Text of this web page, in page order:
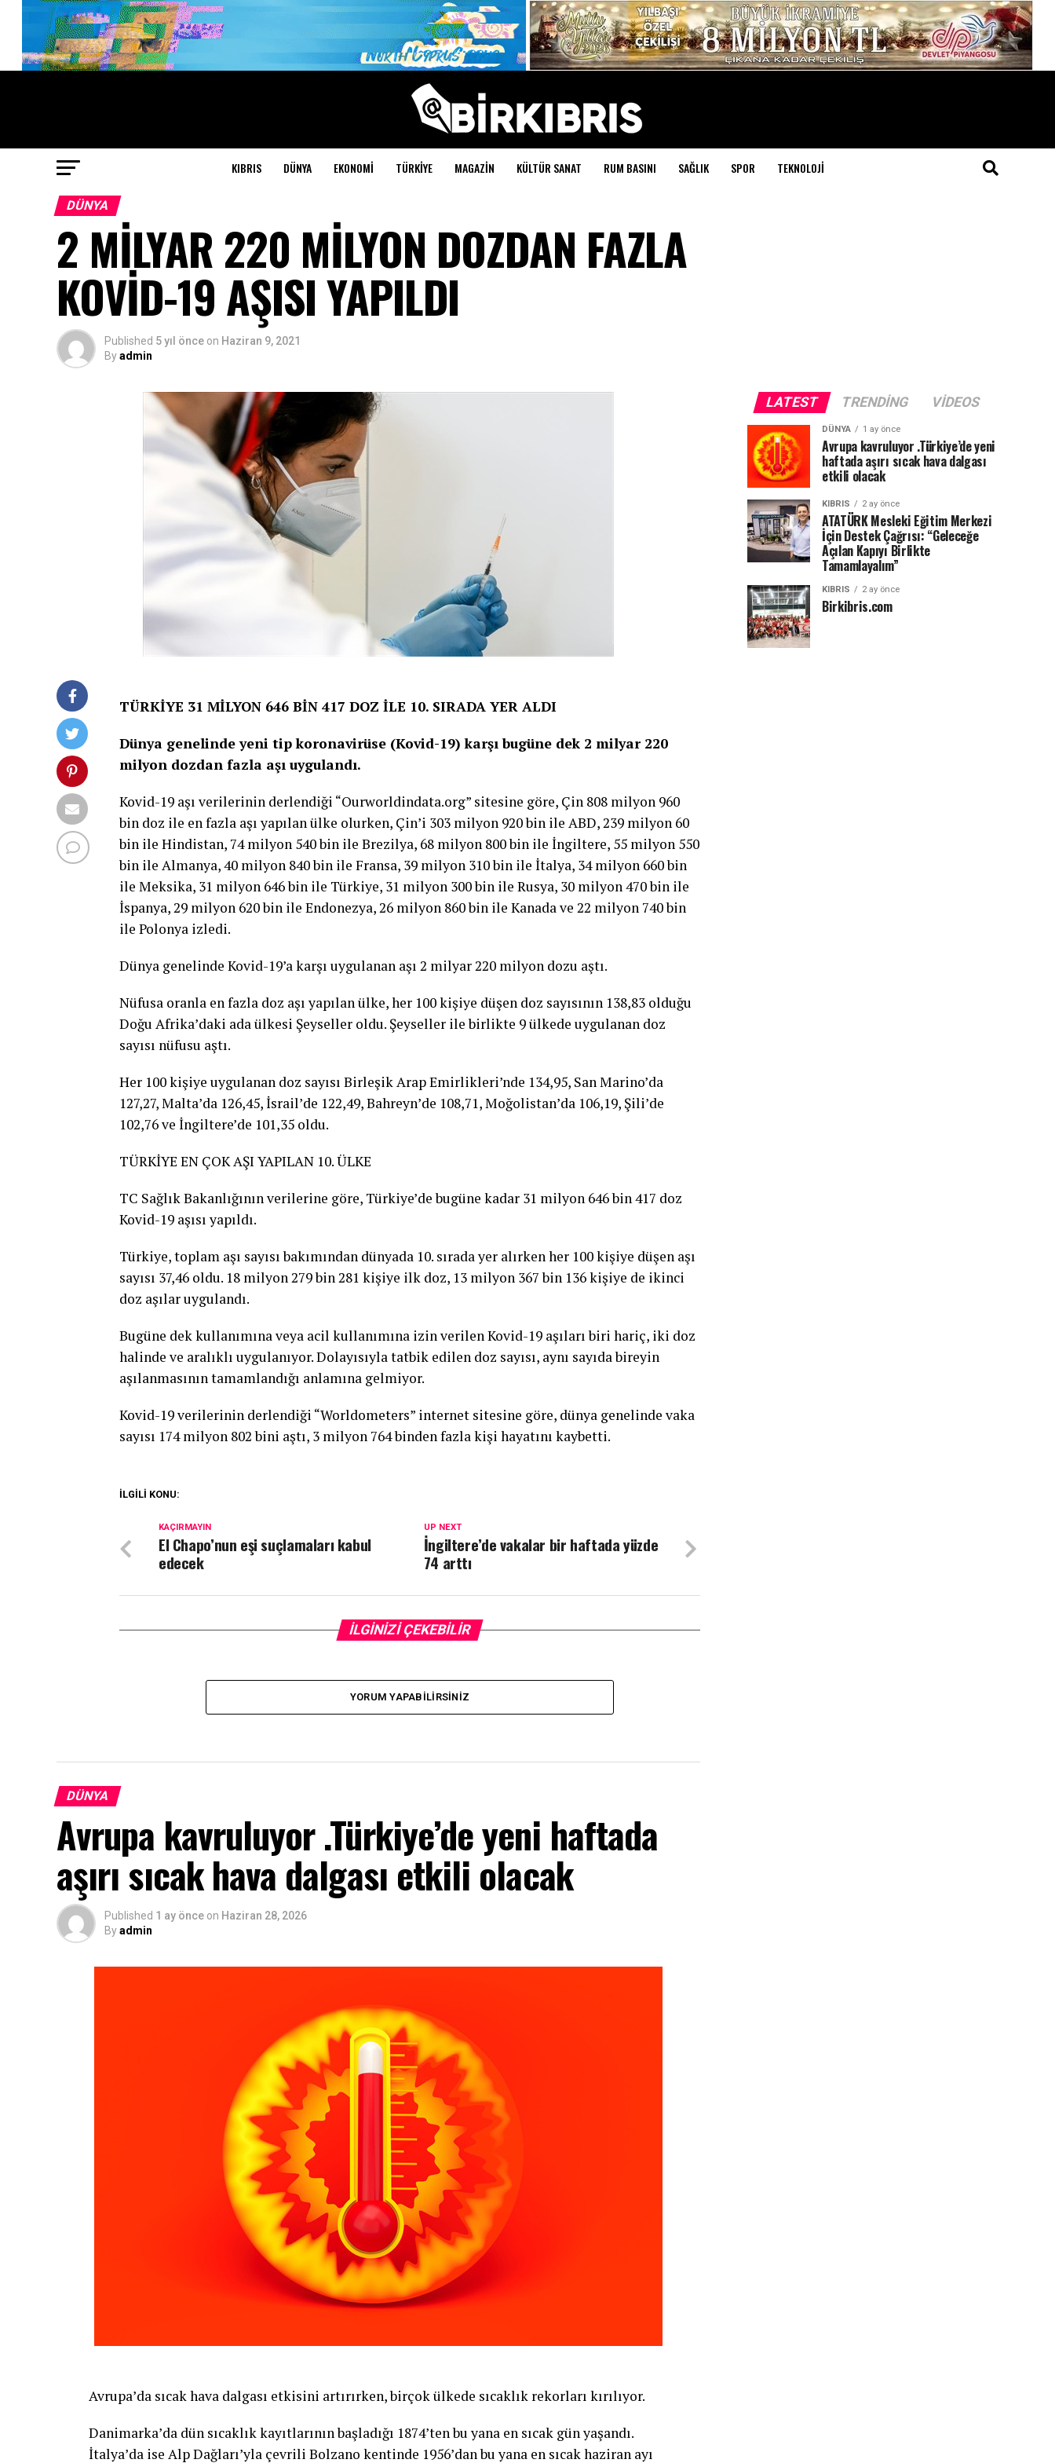
KIBRIS DÜNYA EKONOMI TÜRKIYE MAGAZIN KÜLTÜR SANAT RUM BASINI SAĞLIK SPOR TEKNOLOJI
DÜNYA
2 MİLYAR 220 MİLYON DOZDAN FAZLA
KOVİD-19 AŞISI YAPILDI
Published 5 yıl önce on Haziran 9, 2021
Byadmin
TÜRKİYE 31 MİLYON 646 BİN 417 DOZ İLE 10. SIRADA YER ALDI
Dünya genelinde yeni tip koronavirüse (Kovid-19) karşı bugüne dek 2 milyar 220
milyon dozdan fazla aşı uygulandı.
Kovid-19 aşı verilerinin derlendiği “Ourworldindata.org” sitesine göre, Çin 808 milyon 960
bin doz ile en fazla aşı yapılan ülke olurken, Çin’i 303 milyon 920 bin ile ABD, 239 milyon 60
bin ile Hindistan, 74 milyon 540 bin ile Brezilya, 68 milyon 800 bin ile İngiltere, 55 milyon 550
bin ile Almanya, 40 milyon 840 bin ile Fransa, 39 milyon 310 bin ile İtalya, 34 milyon 660 bin
ile Meksika, 31 milyon 646 bin ile Türkiye, 31 milyon 300 bin ile Rusya, 30 milyon 470 bin ile
İspanya, 29 milyon 620 bin ile Endonezya, 26 milyon 860 bin ile Kanada ve 22 milyon 740 bin
ile Polonya izledi.
Dünya genelinde Kovid-19’a karşı uygulanan aşı 2 milyar 220 milyon dozu aştı.
Nüfusa oranla en fazla doz aşı yapılan ülke, her 100 kişiye düşen doz sayısının 138,83 olduğu
Doğu Afrika’daki ada ülkesi Şeyseller oldu. Şeyseller ile birlikte 9 ülkede uygulanan doz
sayısı nüfusu aştı.
Her 100 kişiye uygulanan doz sayısı Birleşik Arap Emirlikleri’nde 134,95, San Marino’da
127,27, Malta’da 126,45, İsrail’de 122,49, Bahreyn’de 108,71, Moğolistan’da 106,19, Şili’de
102,76 ve İngiltere’de 101,35 oldu.
TÜRKİYE EN ÇOK AŞI YAPILAN 10. ÜLKE
TC Sağlık Bakanlığının verilerine göre, Türkiye’de bugüne kadar 31 milyon 646 bin 417 doz
Kovid-19 aşısı yapıldı.
Türkiye, toplam aşı sayısı bakımından dünyada 10. sırada yer alırken her 100 kişiye düşen aşı
sayısı 37,46 oldu. 18 milyon 279 bin 281 kişiye ilk doz, 13 milyon 367 bin 136 kişiye de ikinci
doz aşılar uygulandı.
Bugüne dek kullanımına veya acil kullanımına izin verilen Kovid-19 aşıları biri hariç, iki doz
halinde ve aralıklı uygulanıyor. Dolayısıyla tatbik edilen doz sayısı, aynı sayıda bireyin
aşılanmasının tamamlandığı anlamına gelmiyor.
Kovid-19 verilerinin derlendiği “Worldometers” internet sitesine göre, dünya genelinde vaka
sayısı 174 milyon 802 bini aştı, 3 milyon 764 binden fazla kişi hayatını kaybetti.
İLGİLİ KONU:
UP NEXT
İngiltere’de vakalar bir haftada yüzde
74 arttı
KAÇIRMAYIN
El Chapo’nun eşi suçlamaları kabul
edecek
İLGİNİZİ ÇEKEBİLİR
YORUM YAPABILIRSINIZ
DÜNYA
Avrupa kavruluyor .Türkiye’de yeni haftada
aşırı sıcak hava dalgası etkili olacak
Published 1 ay önce on Haziran 28, 2026
Byadmin
Avrupa’da sıcak hava dalgası etkisini artırırken, birçok ülkede sıcaklık rekorları kırılıyor.
Danimarka’da dün sıcaklık kayıtlarının başladığı 1874’ten bu yana en sıcak gün yaşandı.
İtalya’da ise Alp Dağları’yla çevrili Bolzano kentinde 1956’dan bu yana en sıcak haziran ayı
LATEST TRENDING VIDEOS
DÜNYA 1 ay önce
Avrupa kavruluyor .Türkiye’de yeni
haftada aşırı sıcak hava dalgası
etkili olacak
KIBRIS 2 ay önce
ATATÜRK Mesleki Eğitim Merkezi
İçin Destek Çağrısı: “Geleceğe
Açılan Kapıyı Birlikte
Tamamlayalım”
KIBRIS 2 ay önce
Birkibris.com